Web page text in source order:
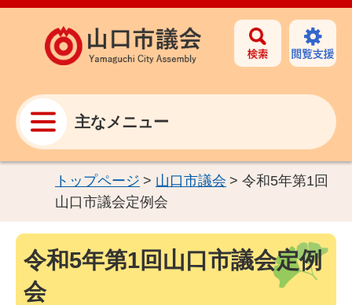
主なメニュー
トップページ > 山口市議会 > 令和5年第1回
山口市議会定例会
令和5年第1回山口市議会定例
会